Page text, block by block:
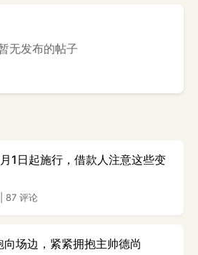
无发布的帖子
1日起施行，借款人注意这些变
87 评论
场边，紧紧拥抱主帅德尚